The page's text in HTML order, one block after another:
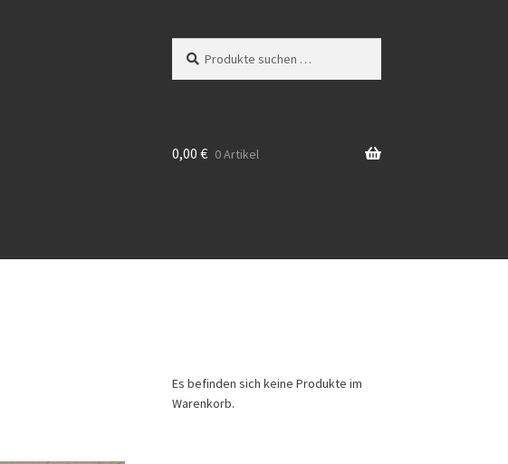
nach:
0,00 € 0 Artikel
Es befinden sich keine Produkte im
Warenkorb.